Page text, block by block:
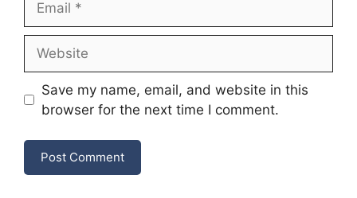
Save my name, email, and website in this
browser for the next time I comment.